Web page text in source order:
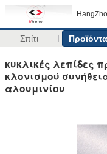
Σπίτι Προϊόντα
κυκλικές λεπίδες
κλονισμού
αλουμινίου